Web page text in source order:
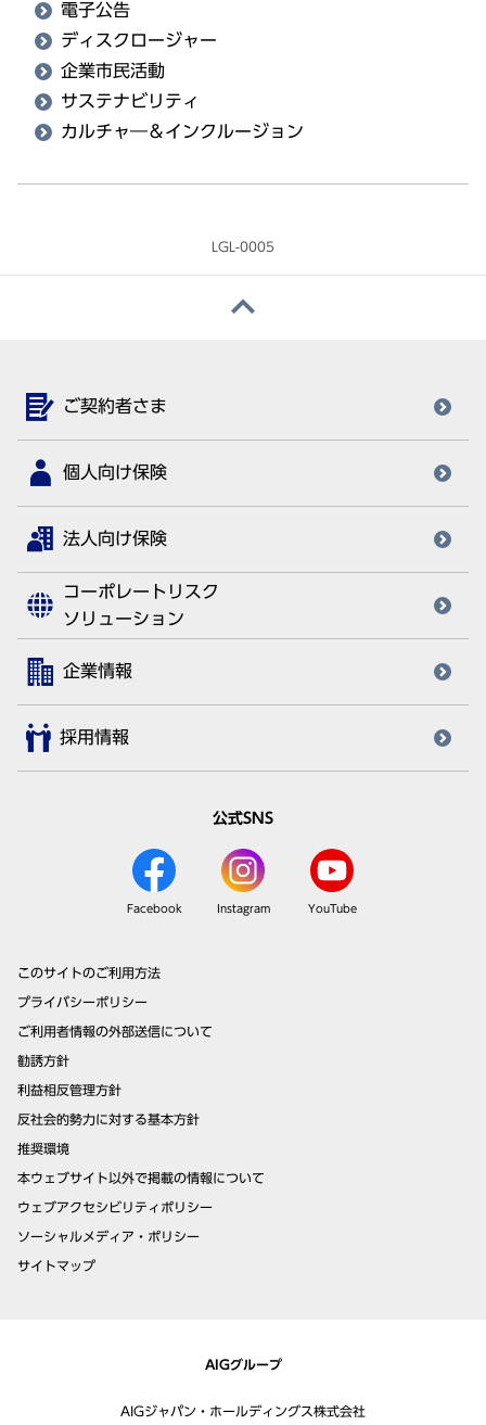
電子公告
ディスクロージャー
企業市民活動
サステナビリティ
カルチャ―＆インクルージョン
LGL-0005
ご契約者さま
個人向け保険
法人向け保険
コーポレートリスク
ソリューション
企業情報
採用情報
公式SNS
Facebook Instagram YouTube
このサイトのご利用方法
プライバシーポリシー
ご利用者情報の外部送信について
勧誘方針
利益相反管理方針
反社会的勢力に対する基本方針
推奨環境
本ウェブサイト以外で掲載の情報について
ウェブアクセシビリティポリシー
ソーシャルメディア・ポリシー
サイトマップ
AIGグループ
AIGジャパン・ホールディングス株式会社